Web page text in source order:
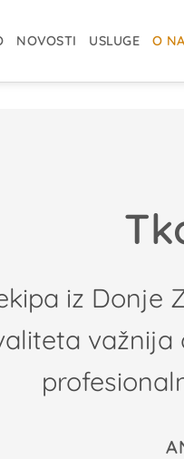
NOVOSTI USLUGE O
iz Donje